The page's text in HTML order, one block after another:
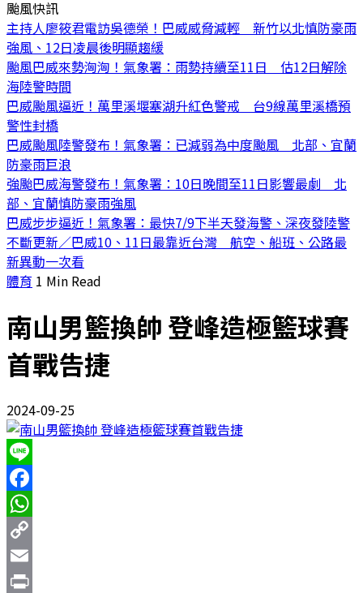
颱風快訊
主持人廖筱君電訪吳德榮！巴威威脅減輕 新竹以北慎防豪雨
強風、12日凌晨後明顯趨緩
颱風巴威來勢洶洶！氣象署：雨勢持續至11日 估12日解除
海陸警時間
巴威颱風逼近！萬里溪堰塞湖升紅色警戒 台9線萬里溪橋預
警性封橋
巴威颱風陸警發布！氣象署：已減弱為中度颱風 北部、宜蘭
防豪雨巨浪
強颱巴威海警發布！氣象署：10日晚間至11日影響最劇 北
部、宜蘭慎防豪雨強風
巴威步步逼近！氣象署：最快7/9下半天發海警、深夜發陸警
不斷更新／巴威10、11日最靠近台灣 航空、船班、公路最
新異動一次看
體育 1 Min Read
南山男籃換帥 登峰造極籃球賽
首戰告捷
2024-09-25
Line
Facebook
WhatsApp
Copy
Link
Email